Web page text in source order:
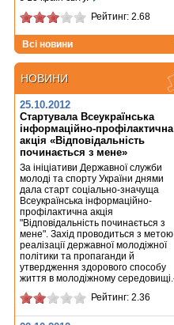
Рейтинг: 2.68
Всі новини
НОВИНИ
НОВИНИ
25.10.2012
Стартувала Всеукраїнська
інформаційно-профілактична
акція «Відповідальність
починається з мене»
За ініціативи Державної служби
молоді та спорту України днями
дала старт соціально-значуща
Всеукраїнська інформаційно-
профілактична акція
"Відповідальність починається з
мене". Захід проводиться з метою
реалізації державної молодіжної
політики та пропаганди й
утвердження здорового способу
життя в молодіжному середовищі.
Рейтинг: 2.36